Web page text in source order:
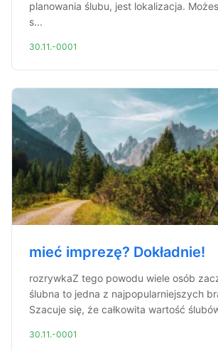
planowania ślubu, jest lokalizacja.
s...
30.11.-0001
mieć imprezę? Dokładnie!
rozrywkaZ tego powodu wiele osób
ślubna to jedna z najpopularniejszych
Szacuje się, że całkowita wartość
30.11.-0001